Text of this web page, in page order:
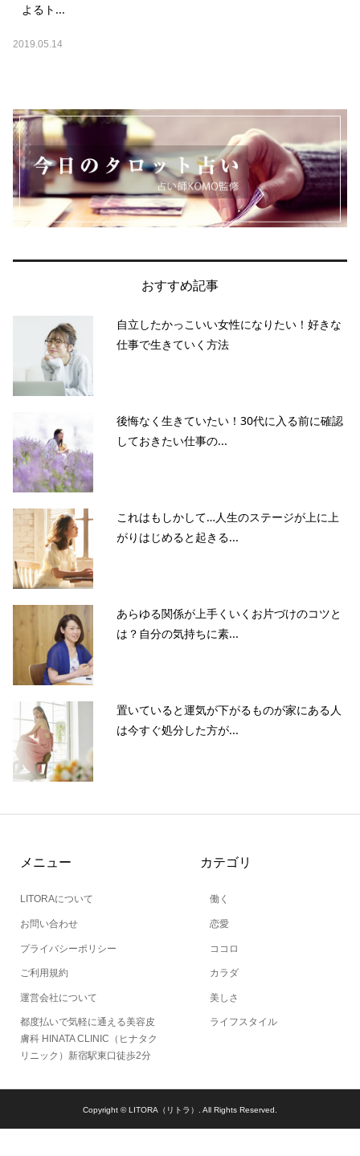
よるト...
2019.05.14
おすすめ記事
自立したかっこいい女性になりたい！好きな
仕事で生きていく方法
後悔なく生きていたい！30代に入る前に確認
しておきたい仕事の...
これはもしかして…人生のステージが上に上
がりはじめると起きる...
あらゆる関係が上手くいくお片づけのコツと
は？自分の気持ちに素...
置いていると運気が下がるものが家にある人
は今すぐ処分した方が...
メニュー
LITORAについて
お問い合わせ
プライバシーポリシー
ご利用規約
運営会社について
都度払いで気軽に通える美容皮
膚科 HINATA CLINIC（ヒナタク
リニック）新宿駅東口徒歩2分
カテゴリ
働く
恋愛
ココロ
カラダ
美しさ
ライフスタイル
Copyright ©LITORA（リトラ）. All Rights Reserved.